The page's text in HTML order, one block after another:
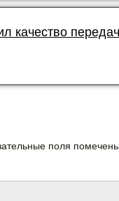
качество
поля